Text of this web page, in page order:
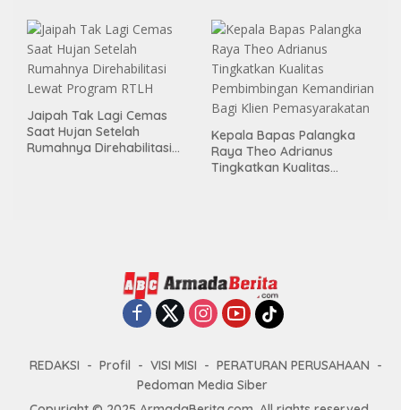
ke-81
Jaipah Tak Lagi Cemas
Saat Hujan Setelah
Rumahnya Direhabilitasi
Kepala Bapas Palangka
Raya Theo Adrianus
Tingkatkan Kualitas
REDAKSI Profil VISI MISI
PERATURAN PERUSAHAAN
Pedoman Media Siber